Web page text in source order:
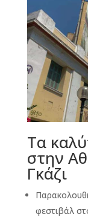
Τα
στην
Γκάζι
φεστιβάλ